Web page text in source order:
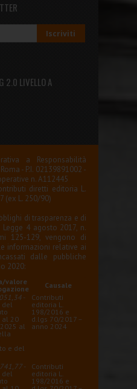
2.0 LIVELLO A
a Responsabilità
- P.I. 02139891002 -
n. A112445
diretti editoria L.
(ex L. 250/90)
di trasparenza e di
4 agosto 2017, n.
125-129, vengono di
informazioni relative ai
dalle pubbliche
2020:
valore
Causale
-
del
al 20
al
e del
Contributi
editoria L.
198/2016 e
d.lgs 70/2017 –
anno 2024
-
del
Contributi
editoria L.
198/2016 e